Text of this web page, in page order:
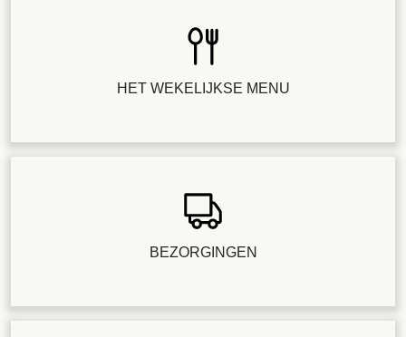
HET WEKELIJKSE MENU
BEZORGINGEN